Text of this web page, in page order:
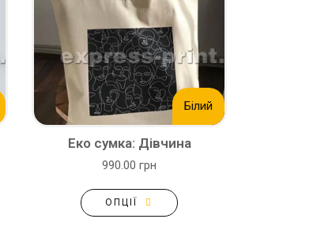
Білий
Еко сумка: Дівчина
990.00 грн
ОПЦІЇ